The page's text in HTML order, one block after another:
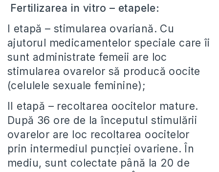
Fertilizarea in vitro – etapele:
I etapă – stimularea ovariană. Cu
ajutorul medicamentelor speciale care îi
sunt administrate femeii are loc
stimularea ovarelor să producă oocite
(celulele sexuale feminine);
II etapă – recoltarea oocitelor mature.
După 36 ore de la începutul stimulării
ovarelor are loc recoltarea oocitelor
prin intermediul puncției ovariene. În
mediu, sunt colectate până la 20 de